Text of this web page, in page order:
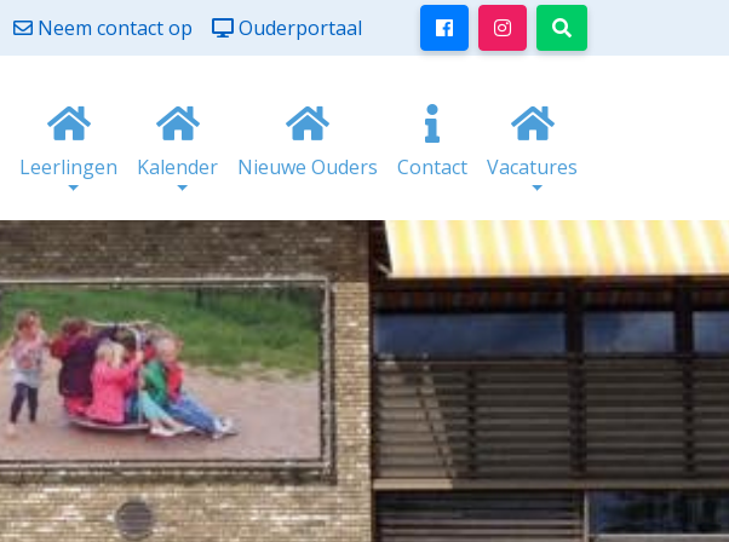
Neem contact op Ouderportaal
Leerlingen Kalender Nieuwe Ouders Contact Vacatures